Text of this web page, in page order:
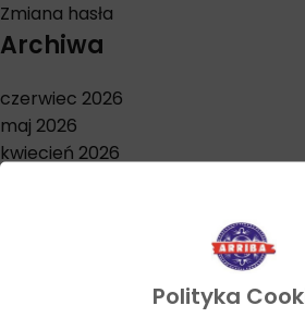
Polityka
Zmiana hasła
Archiwa
czerwiec 2026
maj 2026
kwiecień 2026